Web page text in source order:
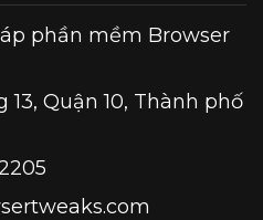
phần mềm Browser
13, Quận 10, Thành phố